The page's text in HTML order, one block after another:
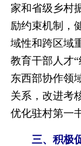
家和省级乡村
励约束机制，
域性和跨区域
教育干部人才
东西部协作领
关系，改进考
优化驻村第一
三、积极